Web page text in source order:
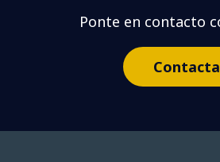
Ponte en contacto
Contacta